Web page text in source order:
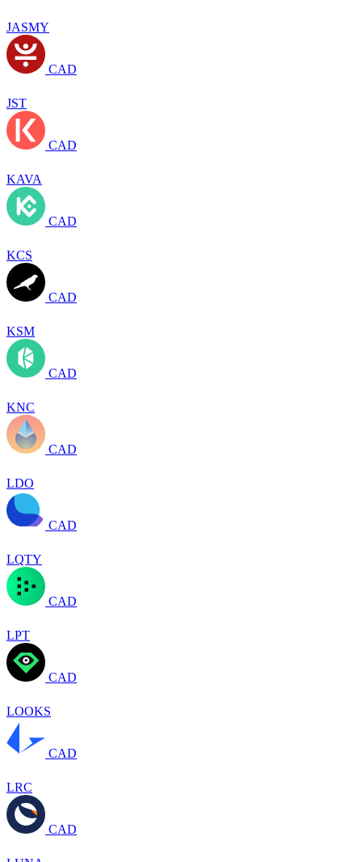
JASMY
CAD
JST
CAD
KAVA
CAD
KCS
CAD
KSM
CAD
KNC
CAD
LDO
CAD
LQTY
CAD
LPT
CAD
LOOKS
CAD
LRC
CAD